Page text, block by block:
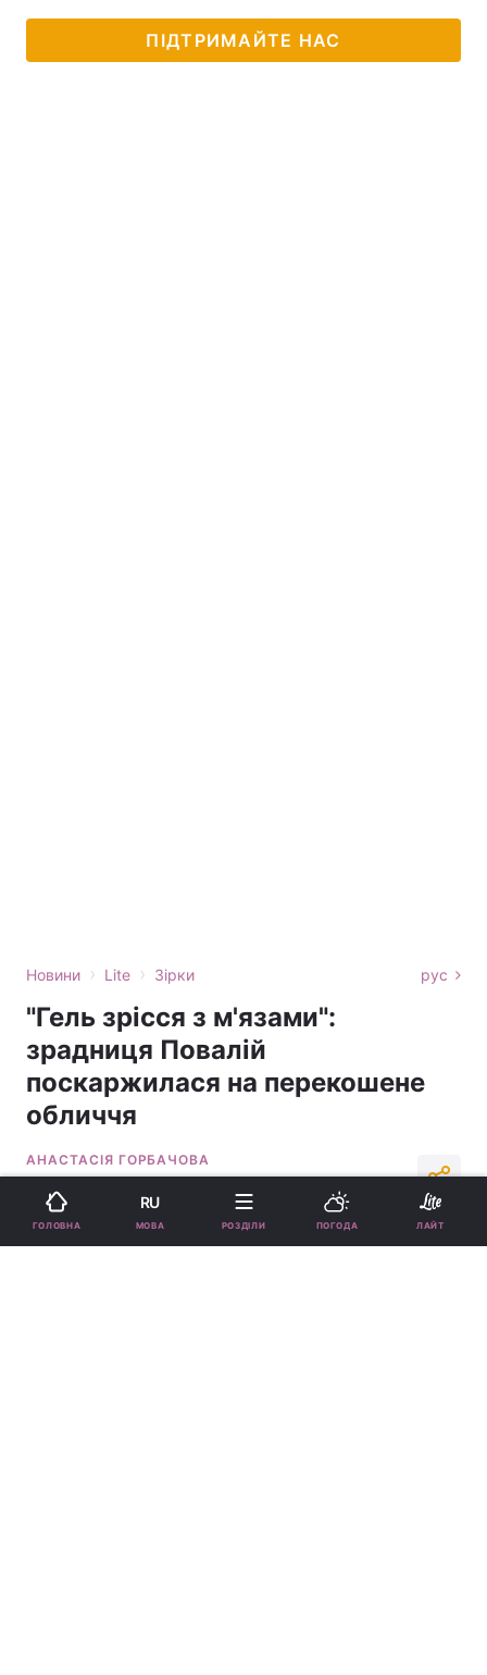
ПІДТРИМАЙТЕ НАС
Новини › Lite › Зірки рус
"Гель зрісся з м'язами":
зрадниця Повалій
поскаржилася на перекошене
обличчя
АНАСТАСІЯ ГОРБАЧОВА
12:54, 22.10.23
Підпишіться на нас в Google
ГОЛОВНА
RU
МОВА РОЗДІЛИ ПОГОДА ЛАЙТ